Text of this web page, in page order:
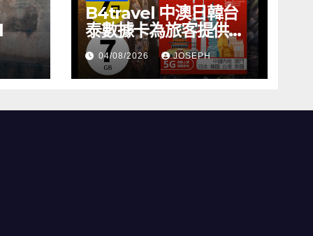
B4travel 中澳日韓台
泰數據卡為旅客提供無
縫網絡體驗
04/08/2026 JOSEPH